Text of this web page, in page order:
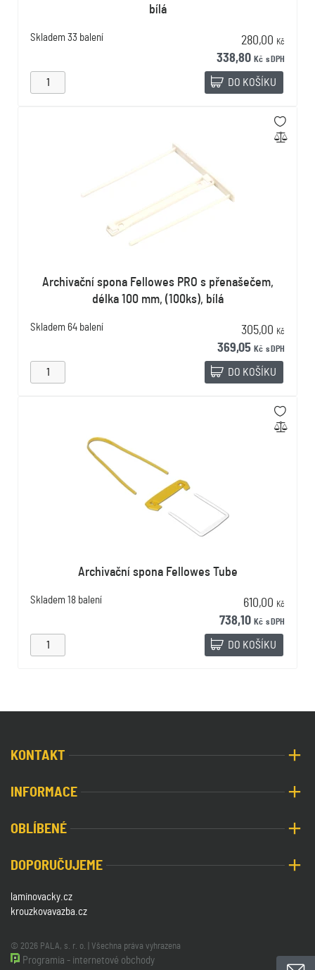
bílá
Skladem 33 balení 280,00 Kč
338,80 Kč s DPH
DO KOŠÍKU
Archivační spona Fellowes PRO s přenašečem,
délka 100 mm, (100ks), bílá
Skladem 64 balení 305,00 Kč
369,05 Kč s DPH
DO KOŠÍKU
Archivační spona Fellowes Tube
Skladem 18 balení 610,00 Kč
738,10 Kč s DPH
DO KOŠÍKU
KONTAKT
INFORMACE
OBLÍBENÉ
DOPORUČUJEME
laminovacky.cz
krouzkovavazba.cz
© 2026 PALA, s. r. o. | Všechna práva vyhrazena
Programia - internetové obchody